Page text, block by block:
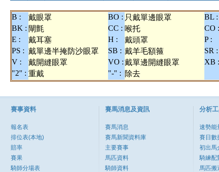
B : 戴眼罩 BO : 只戴單邊眼罩
BL :
BK : 閘氈 CC : 喉托
CO :
E :
戴耳塞 H : 戴頭罩
P :
PS : 戴單邊半掩防沙眼罩 SB : 戴羊毛額箍
SR :
V :
戴開縫眼罩 VO :戴單邊開縫眼罩
XB :
"2" : 重戴 "-" : 除去
賽事資料
報名表
排位表(本地)
賠率
賽果
騎師分場表
賽馬消息及資訊
賽馬消息
賽馬新聞資料庫
主要賽事
馬匹資料
騎師資料
分析
速勢能
賽日數
初出馬
騎練配
馬匹搬